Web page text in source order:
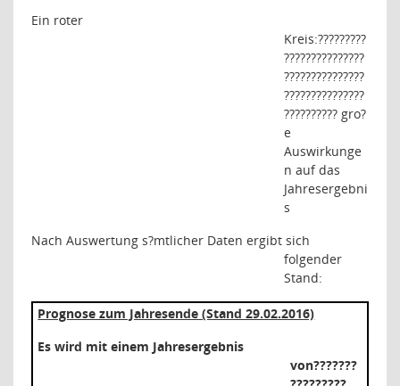
Ein roter
Kreis:?????????
???????????????
???????????????
???????????????
?????????? gro?
e
Auswirkunge
n auf das
Jahresergebni
s
Nach Auswertung s?mtlicher Daten ergibt sich
folgender
Stand:
Prognose zum Jahresende (Stand 29.02.2016)
Es wird mit einem Jahresergebnis
von???????